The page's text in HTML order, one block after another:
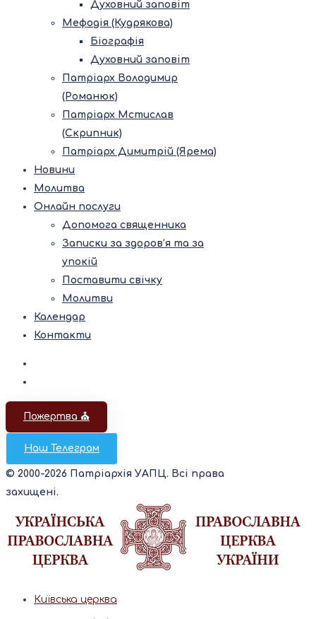
Духовний заповіт
Мефодія (Кудрякова)
Біографія
Духовний заповіт
Патріарх Володимир
(Романюк)
Патріарх Мстислав
(Скрипник)
Патріарх Димитрій (Ярема)
Новини
Молитва
Онлайн послуги
Допомога священника
Записки за здоров’я та за
упокій
Поставити свічку
Молитви
Календар
Контакти
Пожертва ⛪️
Наш Телеграм
© 2000-2026 Патріархія УАПЦ. Всі права
захищені.
Київська церква